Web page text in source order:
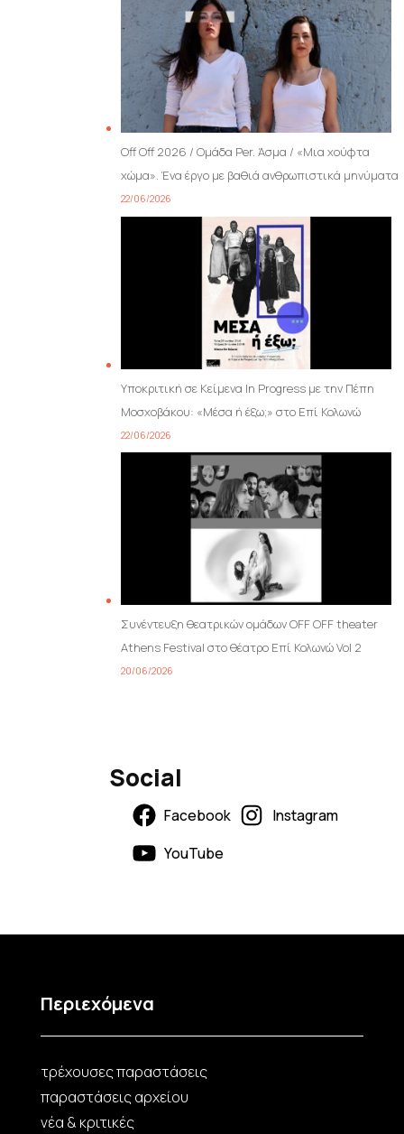
Off Off 2026 / Ομάδα Per. Άσμα / «Μια χούφτα
χώμα». Ένα έργο με βαθιά ανθρωπιστικά μηνύματα
22/06/2026
Υποκριτική σε Κείμενα In Progress με την Πέπη
Μοσχοβάκου: «Μέσα ή έξω;» στο Επί Κολωνώ
22/06/2026
Συνέντευξη θεατρικών ομάδων OFF OFF theater
Athens Festival στο θέατρο Επί Κολωνώ Vol 2
20/06/2026
Social
Facebook
Instagram
YouTube
Περιεχόμενα
τρέχουσες παραστάσεις
παραστάσεις αρχείου
νέα & κριτικές